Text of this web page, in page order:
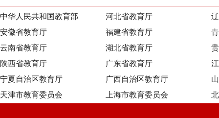
中华人民共和国教育部 河北省教育厅
安徽省教育厅
福建省教育厅
云南省教育厅
湖北省教育厅
陕西省教育厅
广东省教育厅
宁夏自治区教育厅
广西自治区教育厅
天津市教育委员会
上海市教育委员会